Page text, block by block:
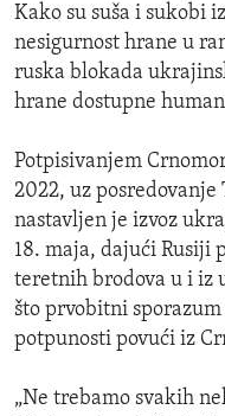
Kako su suša i sukobi
nesigurnost hrane u
ruska blokada
hrane dostupne
Potpisivanjem
2022, uz
nastavljen je izvoz
18. maja, dajući Rusiji
teretnih brodova u i iz
što prvobitni
potpunosti povući iz
„Ne trebamo svakih